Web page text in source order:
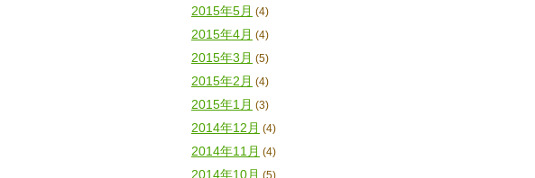
2015年5月 (4)
2015年4月 (4)
2015年3月 (5)
2015年2月 (4)
2015年1月 (3)
2014年12月 (4)
2014年11月 (4)
2014年10月 (5)